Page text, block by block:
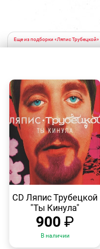
Еще из подборки «Ляпис Трубецкой»
ПРОСМОТР
CD Ляпис Трубецкой
"Ты Кинула"
900 ₽
В наличии